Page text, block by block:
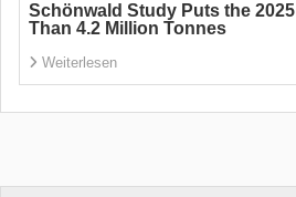
Schönwald Study Puts the
Than 4.2 Million Tonnes
Weiterlesen